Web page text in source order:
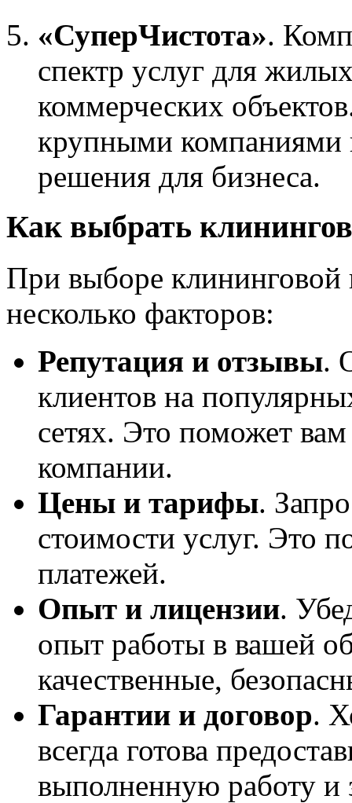
«СуперЧистота».
спектр услуг для
коммерческих
крупными компаниями
решения для бизнеса.
Как выбрать
При выборе клининговой
несколько факторов:
Репутация и отзывы.
клиентов на
сетях. Это поможет
компании.
Цены и тарифы.
стоимости услуг. Это
платежей.
Опыт и лицензии.
опыт работы в вашей
качественные,
Гарантии и договор.
всегда готова
выполненную работу и